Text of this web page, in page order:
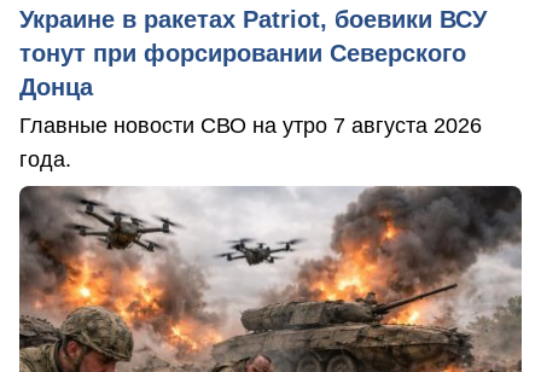
Украине в ракетах Patriot, боевики ВСУ
тонут при форсировании Северского
Донца
Главные новости СВО на утро 7 августа 2026
года.